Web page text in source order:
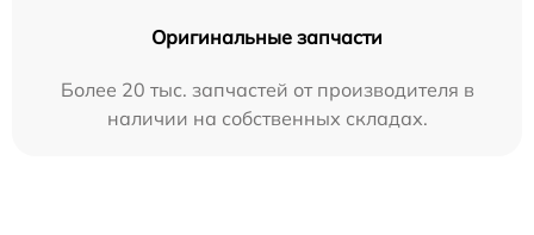
Оригинальные запчасти
Более 20 тыс. запчастей от производителя в
наличии на собственных складах.